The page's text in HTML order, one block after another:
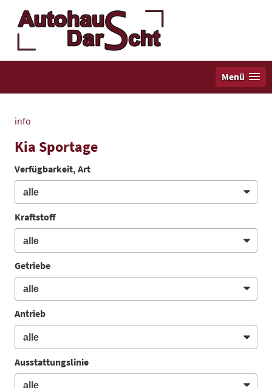
Menü
info
Kia Sportage
Verfügbarkeit, Art
Kraftstoff
Getriebe
Antrieb
Ausstattungslinie